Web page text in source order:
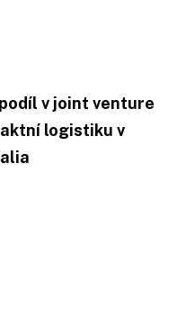
v joint venture
logistiku v